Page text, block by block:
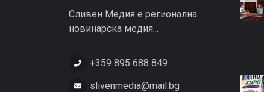
Сливен Медия е регионална
новинарска медия...
+359 895 688 849
slivenmedia@mail.bg